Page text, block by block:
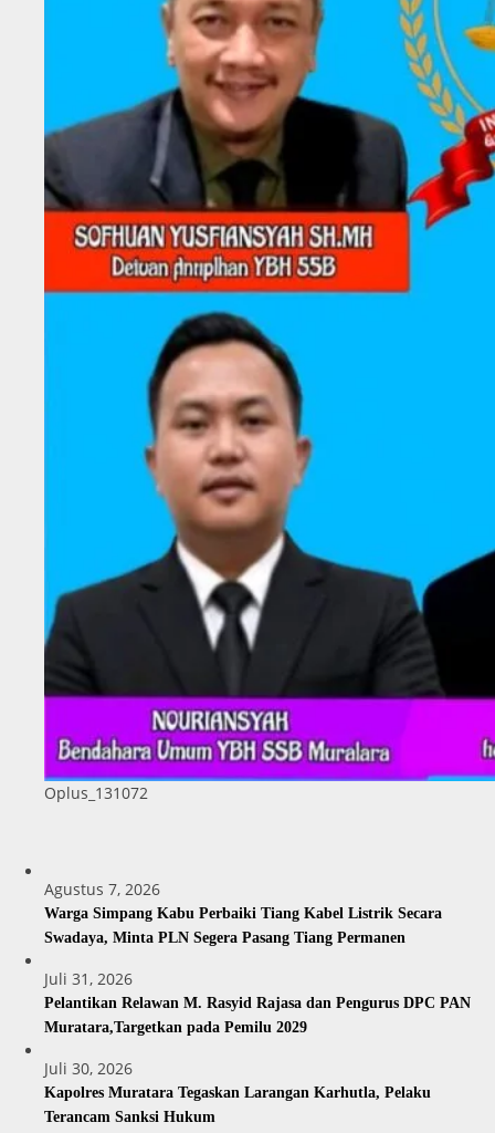
Oplus_131072
Agustus 7, 2026
Warga Simpang Kabu Perbaiki Tiang Kabel Listrik Secara
Swadaya, Minta PLN Segera Pasang Tiang Permanen
Juli 31, 2026
Pelantikan Relawan M. Rasyid Rajasa dan Pengurus DPC PAN
Muratara,Targetkan pada Pemilu 2029
Juli 30, 2026
Kapolres Muratara Tegaskan Larangan Karhutla, Pelaku
Terancam Sanksi Hukum